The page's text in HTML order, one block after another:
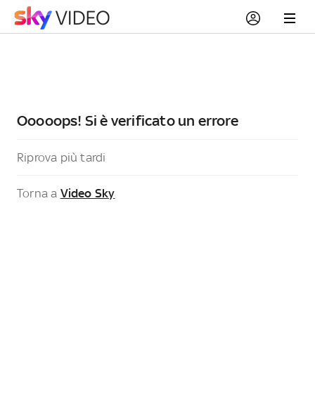
Ooooops! Si è verificato un errore
Riprova più tardi
Torna a Video Sky